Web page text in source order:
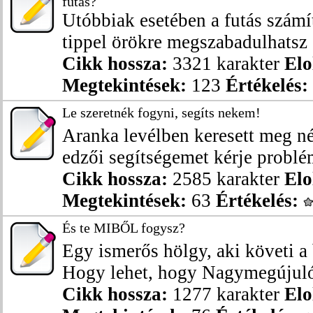
Utóbbiak esetében a futás
tippel örökre
Cikk hossza: 3321 karakter
Megtekintések: 123 Értékelés:
Le szeretnék fogyni, segíts nekem!
Aranka levélben keresett meg
edzői segítségemet kérje
Cikk hossza: 2585 karakter
Megtekintések: 63 Értékelés:
És te MIBŐL fogysz?
Egy ismerős hölgy, aki követi a
Hogy lehet, hogy
Cikk hossza: 1277 karakter